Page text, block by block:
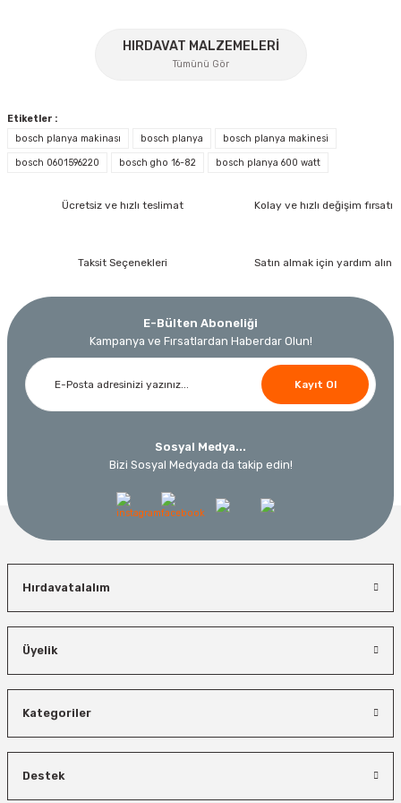
Gönder
İzeltaş
9.791,76 TL
%45
İzeltaş Lokmalı Allen Uç ve Star Torx Uç Takımı 17 Parça
Bosch Ölçme
Ücretsiz Nakliye
3.000,00 TL
Demiriz DCP-3 Bakır Boru Kaynak Makinesi 3 kVA
Ücretsiz Nakliye
HIRDAVAT MALZEMELERİ
Tümünü Gör
Nora Mıknatıslı Su Terazisi 40 Cm
Ücretsiz Nakliye
Bosch 1600A027PL Su Terazisi 25 Cm
Etiketler :
bosch planya makinası
bosch planya bosch planya makinesi
bosch 0601596220 bosch gho 16-82 bosch planya 600 watt
Ücretsiz ve hızlı teslimat Kolay ve hızlı değişim fırsatı
Taksit Seçenekleri Satın almak için yardım alın
E-Bülten Aboneliği
Kampanya ve Fırsatlardan Haberdar Olun!
Kayıt Ol
Sosyal Medya...
Bizi Sosyal Medyada da takip edin!
Hırdavatalalım
Üyelik
Kategoriler
Destek